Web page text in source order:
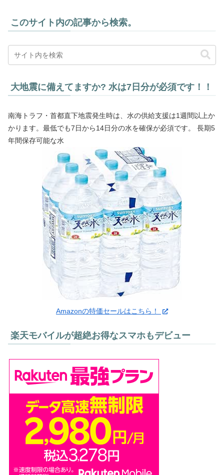
このサイト内の記事から検索。
大地震に備えてますか? 水は7日分が必須です！！
南海トラフ・首都直下地震発生時は、水の供給支援は1週間以上か
かります。最低でも7日から14日分の水を確保が必須です。 長期5
年間保存可能な水
Amazonの特価セールはこちら！
楽天モバイルが超絶お得なスマホもデビュー